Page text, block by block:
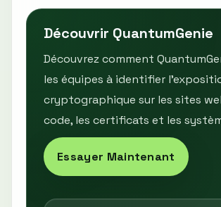
Découvrir QuantumGenie
Découvrez comment
les équipes à identifier
cryptographique sur les sites
code, les certificats et les
Essayer Maintenant